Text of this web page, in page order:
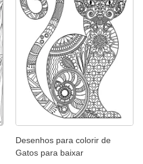
Desenhos para colorir de
Gatos para baixar